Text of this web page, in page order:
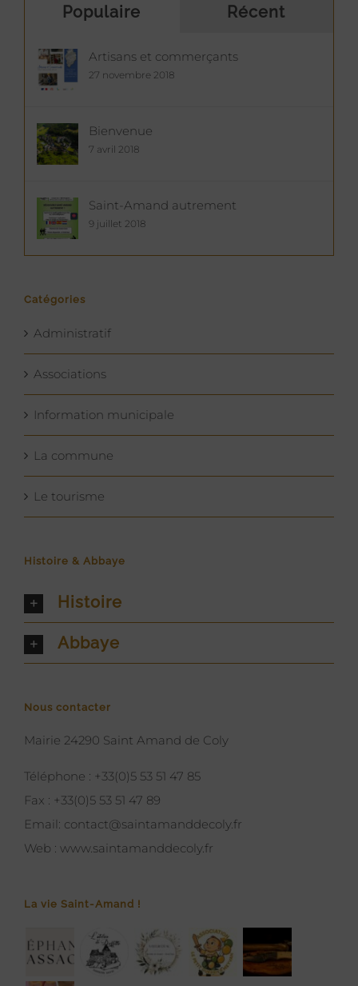
Populaire Récent
Artisans et commerçants
27 novembre 2018
Bienvenue
7 avril 2018
Saint-Amand autrement
9 juillet 2018
Catégories
Administratif
Associations
Information municipale
La commune
Le tourisme
Histoire & Abbaye
Histoire
Abbaye
Nous contacter
Mairie 24290 Saint Amand de Coly
Téléphone : +33(0)5 53 51 47 85
Fax : +33(0)5 53 51 47 89
Email: contact@saintamanddecoly.fr
Web : www.saintamanddecoly.fr
La vie Saint-Amand !